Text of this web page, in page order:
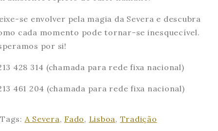
se envolver pela magia da Severa e descubra
cada momento pode tornar-se inesquecível.
por si!
428 314 (chamada para rede fixa nacional)
461 204 (chamada para rede fixa nacional)
Tags: A Severa, Fado, Lisboa, Tradição